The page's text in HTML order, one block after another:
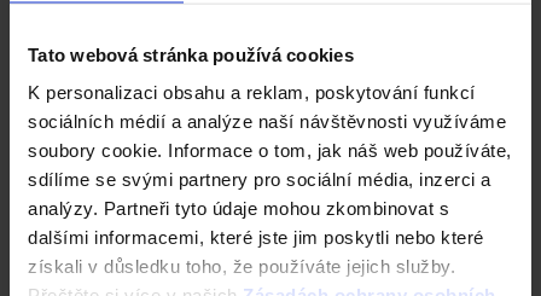
Tato webová stránka používá cookies
K personalizaci obsahu a reklam, poskytování funkcí
sociálních médií a analýze naší návštěvnosti využíváme
soubory cookie. Informace o tom, jak náš web používáte,
sdílíme se svými partnery pro sociální média, inzerci a
analýzy. Partneři tyto údaje mohou zkombinovat s
dalšími informacemi, které jste jim poskytli nebo které
získali v důsledku toho, že používáte jejich služby.
Registrace záruky All Inclusive
CAD Detaily střecha